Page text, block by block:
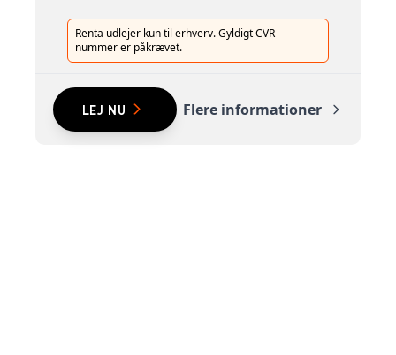
Renta udlejer kun til erhverv. Gyldigt CVR-
nummer er påkrævet.
LEJ NU Flere informationer